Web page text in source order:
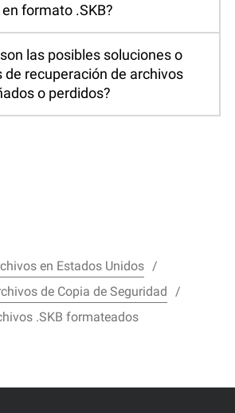
formato .SKB?
las posibles soluciones o
de recuperación de archivos
o perdidos?
en Estados Unidos
de Copia de Seguridad
.SKB formateados